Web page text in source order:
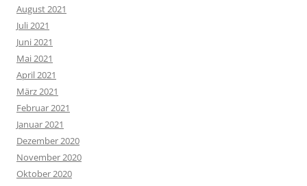
August 2021
Juli 2021
Juni 2021
Mai 2021
April 2021
März 2021
Februar 2021
Januar 2021
Dezember 2020
November 2020
Oktober 2020